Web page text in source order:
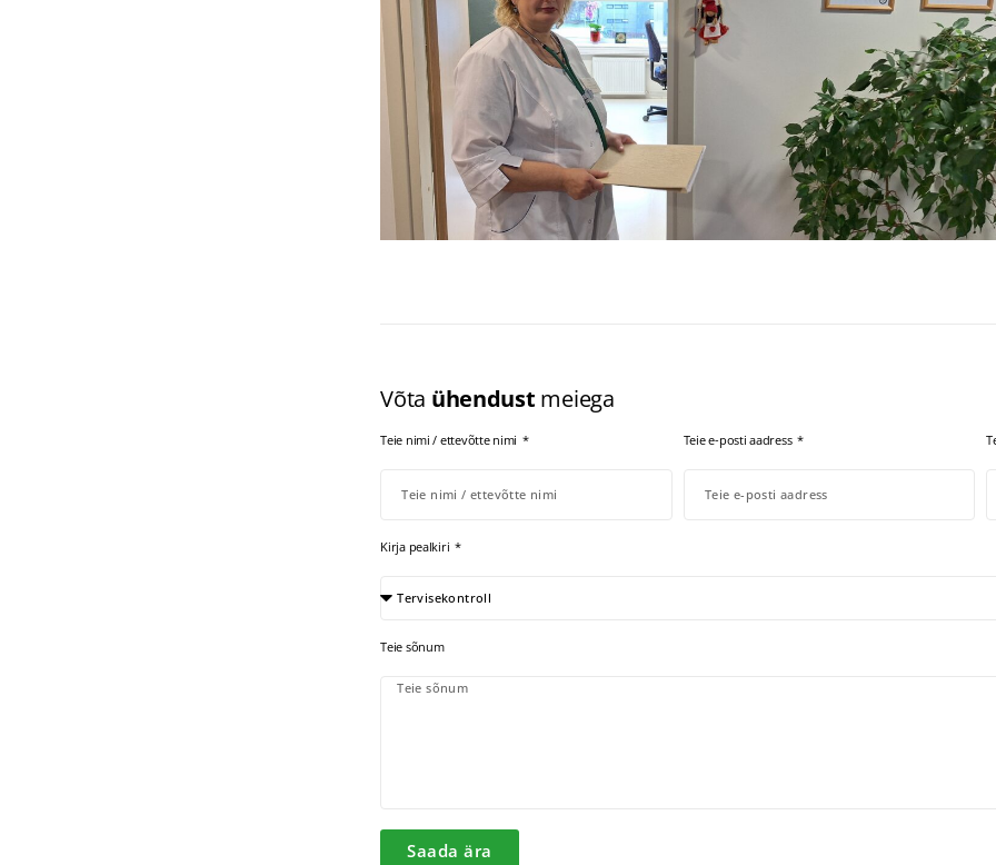
Võta ühendust meiega
Teie nimi / ettevõtte nimi Teie e-posti aadress
Kirja pealkiri
Teie sõnum
Saada ära